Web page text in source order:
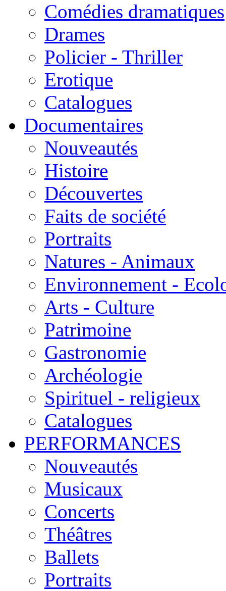
Comédies dramatiques
Drames
Policier - Thriller
Erotique
Catalogues
Documentaires
Nouveautés
Histoire
Découvertes
Faits de société
Portraits
Natures - Animaux
Environnement -
Arts - Culture
Patrimoine
Gastronomie
Archéologie
Spirituel - religieux
Catalogues
PERFORMANCES
Nouveautés
Musicaux
Concerts
Théâtres
Ballets
Portraits